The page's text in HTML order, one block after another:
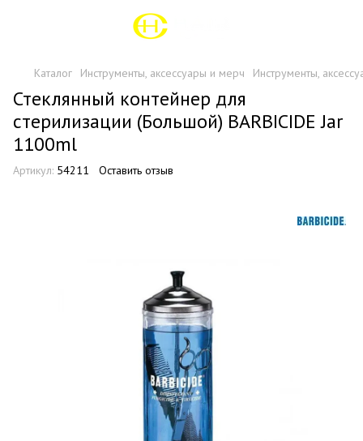
Каталог Инструменты, аксессуары и мерч Инструменты,
Стеклянный контейнер для
стерилизации (Большой) BARBICIDE Jar
1100ml
Артикул: 54211 Оставить отзыв